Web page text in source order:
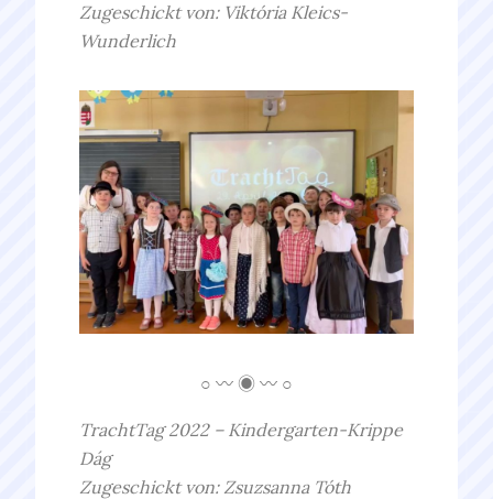
Zugeschickt von: Viktória Kleics-
Wunderlich
○ 〰 ◉ 〰 ○
TrachtTag 2022 – Kindergarten-Krippe
Dág
Zugeschickt von: Zsuzsanna Tóth